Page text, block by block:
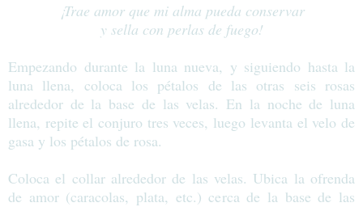
¡Trae amor que mi alma pueda conservar
y sella con perlas de fuego!
Empezando durante la luna nueva, y siguiendo hasta la
luna llena, coloca los pétalos de las otras seis rosas
alrededor de la base de las velas. En la noche de luna
llena, repite el conjuro tres veces, luego levanta el velo de
gasa y los pétalos de rosa.
Coloca el collar alrededor de las velas. Ubica la ofrenda
de amor (caracolas, plata, etc.) cerca de la base de las